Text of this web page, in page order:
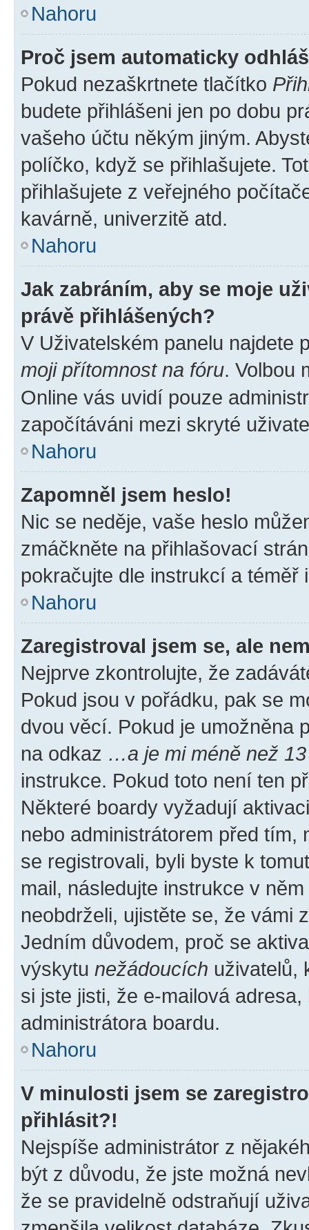
Nahoru
Proč jsem automaticky
Pokud nezaškrtnete tlačítko
budete přihlášeni jen po dobu
vašeho účtu někým jiným.
políčko, když se přihlašujete.
přihlašujete z veřejného
kavárně, univerzitě atd.
Nahoru
Jak zabráním, aby se moje
právě přihlášených?
V Uživatelském panelu najdete
moji přítomnost na fóru. Volbou
Online vás uvidí pouze
započítáváni mezi skryté
Nahoru
Zapomněl jsem heslo!
Nic se neděje, vaše heslo
zmáčkněte na přihlašovací
pokračujte dle instrukcí a téměř
Nahoru
Zaregistroval jsem se, ale
Nejprve zkontrolujte, že
Pokud jsou v pořádku, pak se
dvou věcí. Pokud je umožněna
na odkaz …a je mi méně než
instrukce. Pokud toto není ten
Některé boardy vyžadují
nebo administrátorem před tím,
se registrovali, byli byste k
mail, následujte instrukce v
neobdrželi, ujistěte se, že vámi
Jedním důvodem, proč se
výskytu nežádoucích uživatelů,
si jste jisti, že e-mailová
administrátora boardu.
Nahoru
V minulosti jsem se
přihlásit?!
Nejspíše administrátor z
být z důvodu, že jste možná
že se pravidelně odstraňují